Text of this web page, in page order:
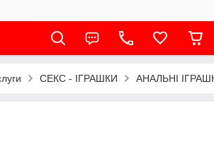
СЕКС - ІГРАШКИ АНАЛЬНІ